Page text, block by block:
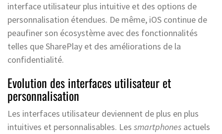
interface utilisateur plus intuitive et des options de
personnalisation étendues. De même, iOS continue de
peaufiner son écosystème avec des fonctionnalités
telles que SharePlay et des améliorations de la
confidentialité.
Evolution des interfaces utilisateur et
personnalisation
Les interfaces utilisateur deviennent de plus en plus
intuitives et personnalisables. Les smartphones actuels